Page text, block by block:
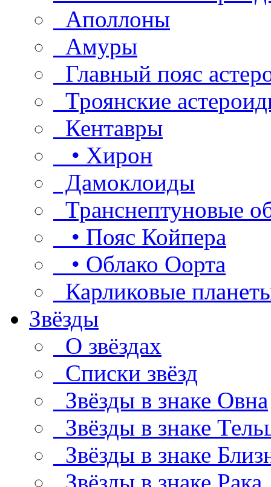
Аполлоны
Амуры
Главный пояс
Троянские
Кентавры
• Хирон
Дамоклоиды
Транснептуновые
• Пояс Койпера
• Облако Оорта
Карликовые
Звёзды
О звёздах
Списки звёзд
Звёзды в знаке Овна
Звёзды в знаке
Звёзды в знаке